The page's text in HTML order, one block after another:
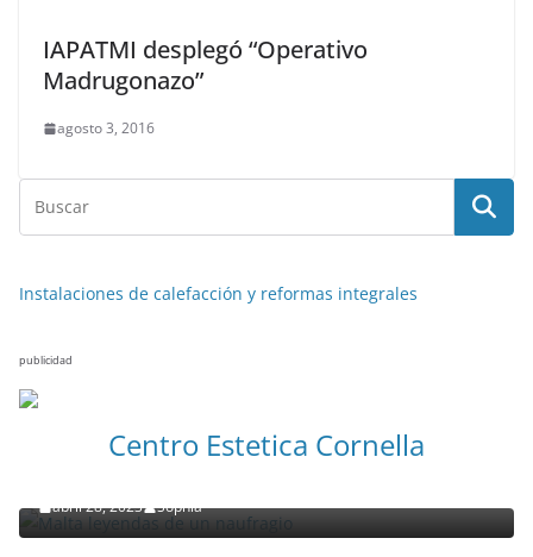
IAPATMI desplegó “Operativo
Madrugonazo”
agosto 3, 2016
Instalaciones de calefacción y reformas integrales
publicidad
Centro Estetica Cornella
abril 28, 2023 Sophia